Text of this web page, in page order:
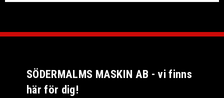
SÖDERMALMS MASKIN AB - vi finns
här för dig!